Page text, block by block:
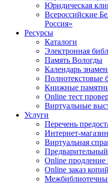
Юридическая
Всероссийские
Россия»
Ресурсы
Каталоги
Электронная
Память Вологды
Календарь
Полнотекстовые
Книжные
Online тест
Виртуальные
Услуги
Перечень
Интернет-магазин
Виртуальная
Предварительный
Online продление
Online заказ